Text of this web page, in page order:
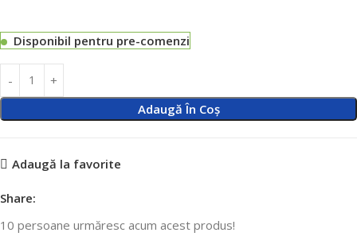
Disponibil pentru pre-comenzi
Adaugă În Coș
Adaugă la favorite
Share:
10 persoane urmăresc acum acest produs!